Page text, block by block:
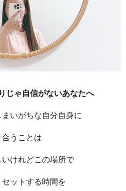
じゃ自信がないあなたへ
いがちな自分自身に
合うことは
けれどこの場所で
ットする時間を